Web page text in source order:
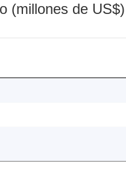
(millones de US$)